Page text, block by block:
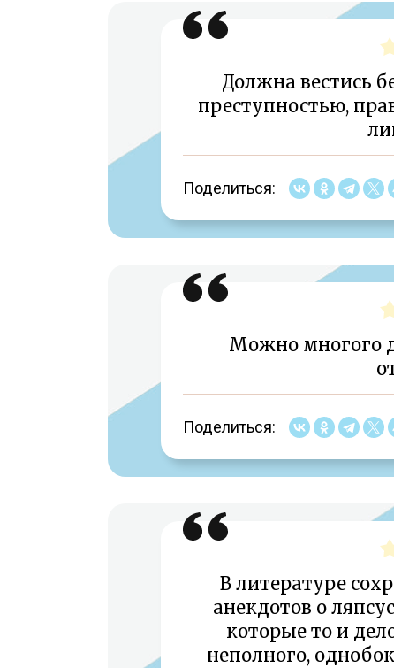
Должна вестись
преступностью,
Поделиться:
Можно многого
Поделиться:
В литературе
анекдотов о
которые то и
неполного,